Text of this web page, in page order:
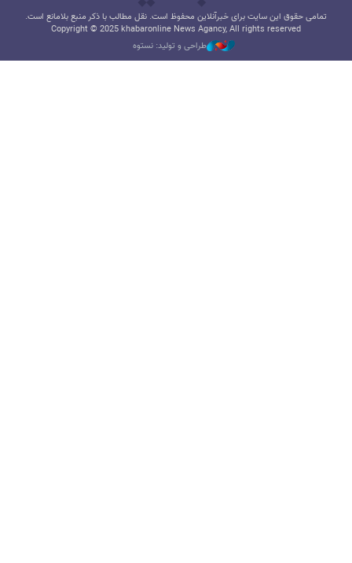
تمامی حقوق این سایت برای خبرآنلاین محفوظ است. نقل مطالب با ذکر منبع بلامانع است.
Copyright © 2025 khabaronline News Agancy, All rights reserved
طراحی و تولید: نستوه